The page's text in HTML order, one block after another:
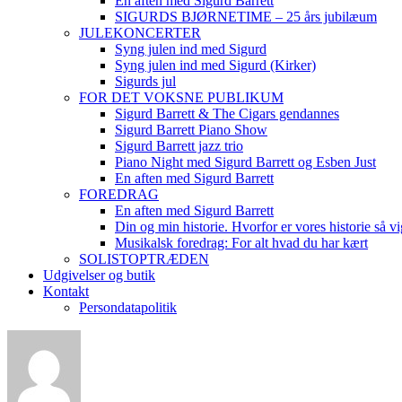
SIGURDS BJØRNETIME – 25 års jubilæum
JULEKONCERTER
Syng julen ind med Sigurd
Syng julen ind med Sigurd (Kirker)
Sigurds jul
FOR DET VOKSNE PUBLIKUM
Sigurd Barrett & The Cigars gendannes
Sigurd Barrett Piano Show
Sigurd Barrett jazz trio
Piano Night med Sigurd Barrett og Esben Just
En aften med Sigurd Barrett
FOREDRAG
En aften med Sigurd Barrett
Din og min historie. Hvorfor er vores historie så
Musikalsk foredrag: For alt hvad du har kært
SOLISTOPTRÆDEN
Udgivelser og butik
Kontakt
Persondatapolitik